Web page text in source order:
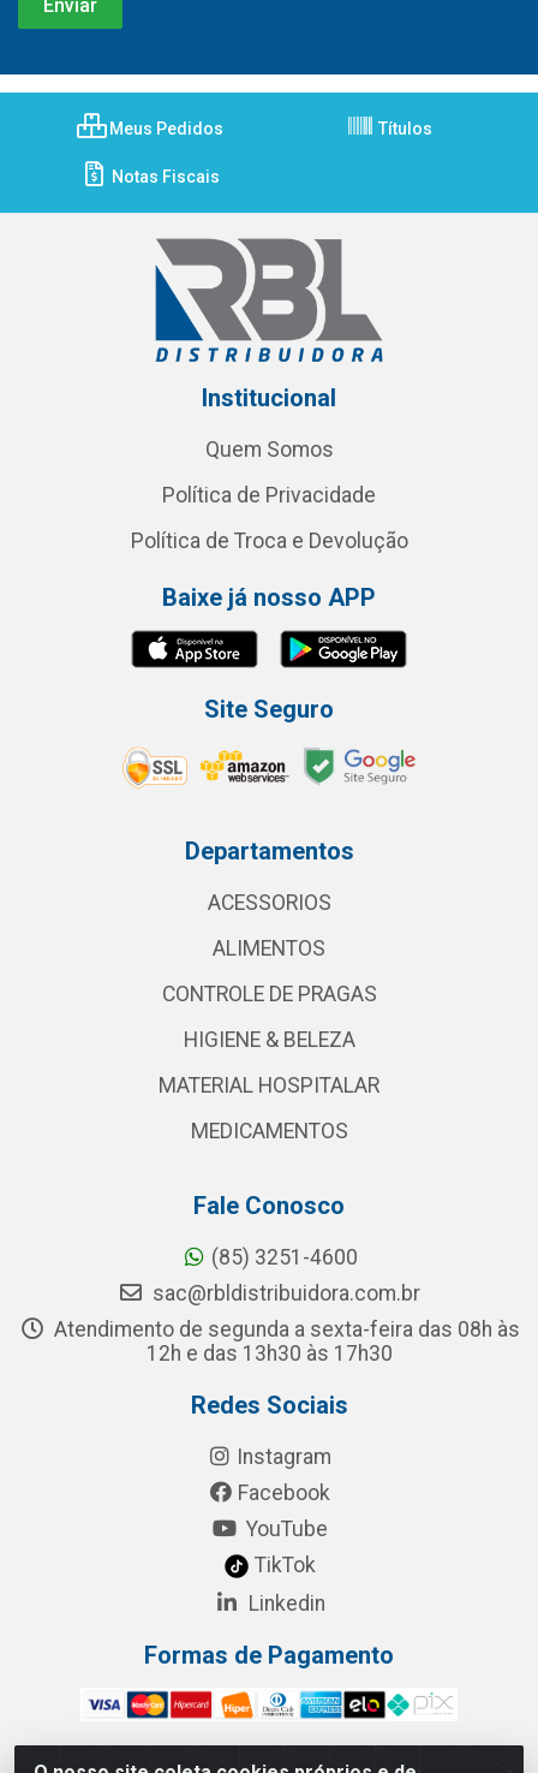
Meus Pedidos Títulos
Notas Fiscais
Institucional
Quem Somos
Política de Privacidade
Política de Troca e Devolução
Baixe já nosso APP
Site Seguro
Departamentos
ACESSORIOS
ALIMENTOS
CONTROLE DE PRAGAS
HIGIENE & BELEZA
MATERIAL HOSPITALAR
MEDICAMENTOS
Fale Conosco
(85) 3251-4600
sac@rbldistribuidora.com.br
Atendimento de segunda a sexta-feira das 08h às
12h e das 13h30 às 17h30
Redes Sociais
Instagram
Facebook
YouTube
TikTok
Linkedin
Formas de Pagamento